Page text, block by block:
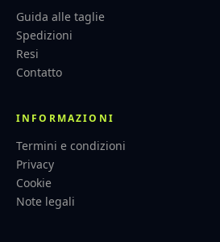
Guida alle taglie
Spedizioni
Resi
Contatto
INFORMAZIONI
Termini e condizioni
Privacy
Cookie
Note legali